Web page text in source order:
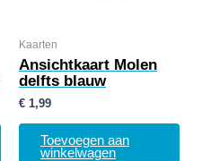
Kaarten
Ansichtkaart Molen
delfts blauw
€ 1,99
Toevoegen aan
winkelwagen